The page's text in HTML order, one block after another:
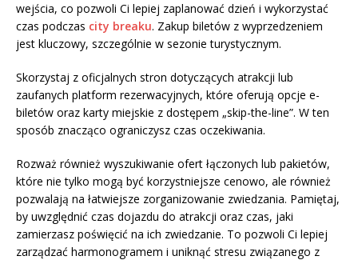
wejścia, co pozwoli Ci lepiej zaplanować dzień i wykorzystać
czas podczas city breaku. Zakup biletów z wyprzedzeniem
jest kluczowy, szczególnie w sezonie turystycznym.
Skorzystaj z oficjalnych stron dotyczących atrakcji lub
zaufanych platform rezerwacyjnych, które oferują opcje e-
biletów oraz karty miejskie z dostępem „skip-the-line”. W ten
sposób znacząco ograniczysz czas oczekiwania.
Rozważ również wyszukiwanie ofert łączonych lub pakietów,
które nie tylko mogą być korzystniejsze cenowo, ale również
pozwalają na łatwiejsze zorganizowanie zwiedzania. Pamiętaj,
by uwzględnić czas dojazdu do atrakcji oraz czas, jaki
zamierzasz poświęcić na ich zwiedzanie. To pozwoli Ci lepiej
zarządzać harmonogramem i uniknąć stresu związanego z